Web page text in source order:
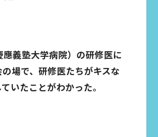
義塾大学病院）の研修医に
場で、研修医たちがキスな
いたことがわかった。